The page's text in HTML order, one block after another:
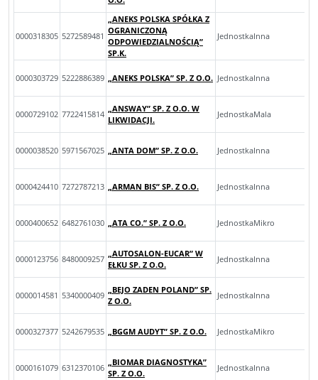
0000318305 5272589481
„ANEKS POLSKA SPÓŁKA Z
OGRANICZONĄ
ODPOWIEDZIALNOŚCIĄ”
SP.K.
JednostkaInna
0000303729 5222886389 „ANEKS POLSKA” SP. Z O.O. JednostkaInna
0000729102 7722415814
„ANSWAY” SP. Z O.O. W
LIKWIDACJI.
JednostkaMala
0000038520 5971567025 „ANTA DOM” SP. Z O.O. JednostkaInna
0000424410 7272787213 „ARMAN BIS” SP. Z O.O. JednostkaInna
0000400652 6482761030 „ATA CO.” SP. Z O.O. JednostkaMikro
0000123756 8480009257
„AUTOSALON-EUCAR” W
EŁKU SP. Z O.O.
JednostkaInna
0000014581 5340000409
„BEJO ZADEN POLAND” SP.
Z O.O.
JednostkaInna
0000327377 5242679535 „BGGM AUDYT” SP. Z O.O. JednostkaMikro
0000161079 6312370106
„BIOMAR DIAGNOSTYKA”
SP. Z O.O.
JednostkaInna